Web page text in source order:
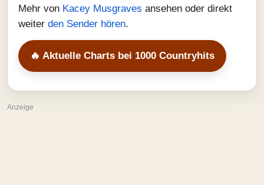
Mehr von Kacey Musgraves ansehen oder direkt
weiter den Sender hören.
🔥 Aktuelle Charts bei 1000 Countryhits
Anzeige